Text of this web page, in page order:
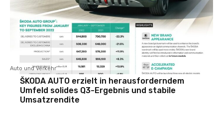
Auto und Verkehr
ŠKODA AUTO erzielt in herausforderndem
Umfeld solides Q3-Ergebnis und stabile
Umsatzrendite